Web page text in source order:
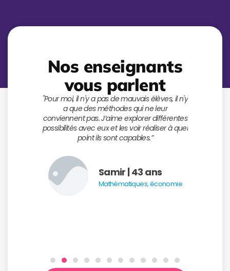
Nos enseignants
vous parlent
"Pour moi, il n'y a pas de mauvais élèves, il n'y
a que des méthodes qui ne leur
conviennent pas. J’aime explorer différentes
possibilités avec eux et les voir réaliser à quel
point ils sont capables.”
Samir | 43 ans
Mathématiques, économie